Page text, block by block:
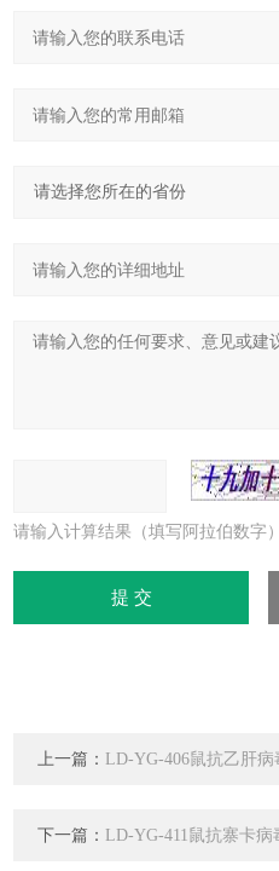
请输入计算结果（填写阿拉伯数字
上一篇： LD-YG-406鼠抗乙肝
下一篇： LD-YG-411鼠抗寨卡病